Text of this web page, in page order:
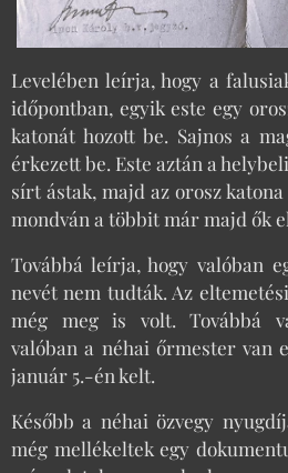
Levelében leírja, hogy a
időpontban, egyik este egy
katonát hozott be. Sajnos a
érkezett be. Este aztán a
sírt ástak, majd az orosz
mondván a többit már majd ők
Továbbá leírja, hogy valóban
nevét nem tudták. Az
még meg is volt. Továbbá
valóban a néhai őrmester van
január 5.-én kelt.
Később a néhai özvegy
még mellékeltek egy